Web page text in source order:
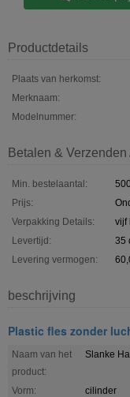
Productdetails
Plaats van herkomst:
Merknaam:
Modelnummer:
Betalen &
Min. bestelaantal:
Prijs:
Verpakking Details:
vijf
Levertijd:
35
Levering vermogen:
beschrijving
Plastic fles zonder
Naam van het
product:
Slanke
Vorm:
cilinder